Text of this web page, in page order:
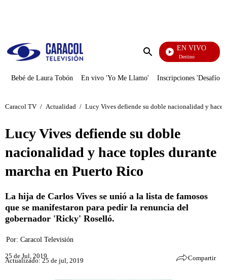
Enviar
EN VIVO
El Juego De Mi Destino
Bebé de Laura Tobón En vivo 'Yo Me Llamo' Inscripciones 'Desafío'
Caracol TV / Actualidad / Lucy Vives defiende su doble nacionalidad y hace
Lucy Vives defiende su doble
nacionalidad y hace toples durante
marcha en Puerto Rico
La hija de Carlos Vives se unió a la lista de famosos
que se manifestaron para pedir la renuncia del
gobernador 'Ricky' Roselló.
Por: Caracol Televisión
25 de Jul, 2019
Actualizado: 25 de jul, 2019 Compartir